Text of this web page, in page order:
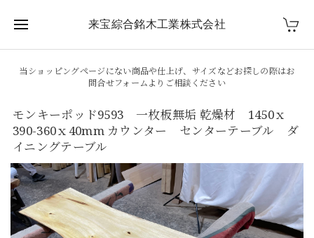
来宝綜合銘木工業株式会社
当ショッピングページにない商品や仕上げ、サイズなどお探しの際はお
問合せフォームよりご相談ください
モンキーポッド9593 一枚板無垢 乾燥材 1450ｘ
390-360ｘ40mm カウンター センターテーブル ダ
イニングテーブル